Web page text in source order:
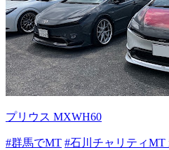
プリウス MXWH60
#群馬でMT #石川チャリティMT